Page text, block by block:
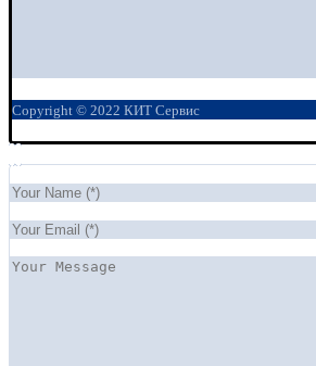
Copyright © 2022 КИТ Сервис